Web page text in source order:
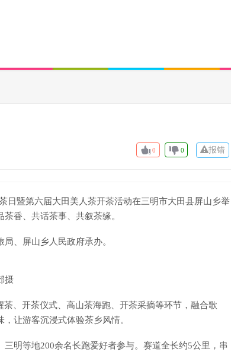
0 0 报错
日暨第六届大田美人茶开茶活动在三明市大田县屏山乡举
香、共话茶事、共叙茶缘。
、屏山乡人民政府承办。
摄
、开茶仪式、高山茶海跑、开茶采摘等环节，融合歌
让游客沉浸式体验茶乡风情。
明等地200余名长跑爱好者参与。赛道全长约5公里，串